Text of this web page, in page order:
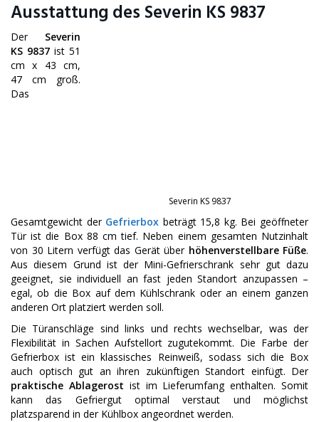
Ausstattung des Severin KS 9837
Severin KS 9837
Der Severin
KS 9837 ist 51
cm x 43 cm,
47 cm groß.
Das
Gesamtgewicht der Gefrierbox beträgt 15,8 kg. Bei geöffneter
Tür ist die Box 88 cm tief. Neben einem gesamten Nutzinhalt
von 30 Litern verfügt das Gerät über höhenverstellbare Füße.
Aus diesem Grund ist der Mini-Gefrierschrank sehr gut dazu
geeignet, sie individuell an fast jeden Standort anzupassen –
egal, ob die Box auf dem Kühlschrank oder an einem ganzen
anderen Ort platziert werden soll.
Die Türanschläge sind links und rechts wechselbar, was der
Flexibilität in Sachen Aufstellort zugutekommt. Die Farbe der
Gefrierbox ist ein klassisches Reinweiß, sodass sich die Box
auch optisch gut an ihren zukünftigen Standort einfügt. Der
praktische Ablagerost ist im Lieferumfang enthalten. Somit
kann das Gefriergut optimal verstaut und möglichst
platzsparend in der Kühlbox angeordnet werden.